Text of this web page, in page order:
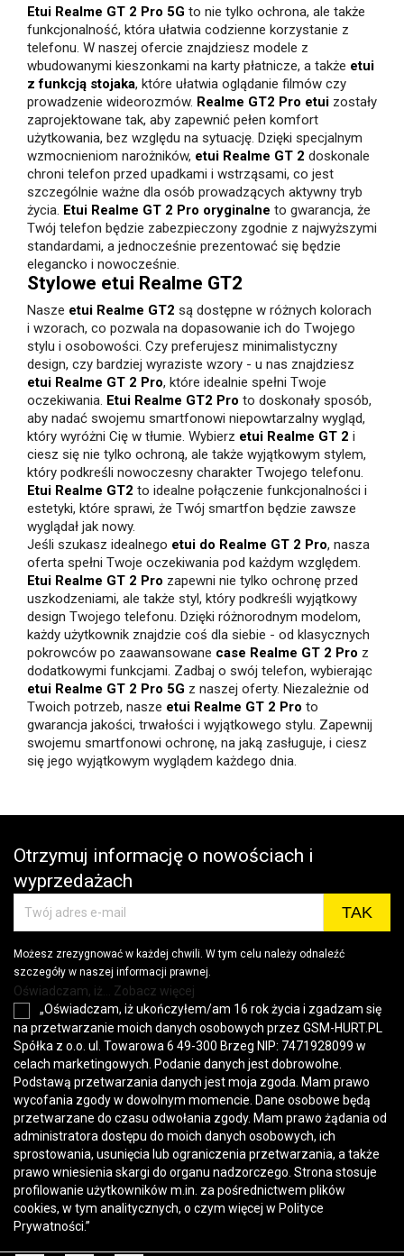
Etui Realme GT 2 Pro 5G to nie tylko ochrona, ale także
funkcjonalność, która ułatwia codzienne korzystanie z
telefonu. W naszej ofercie znajdziesz modele z
wbudowanymi kieszonkami na karty płatnicze, a także etui
z funkcją stojaka, które ułatwia oglądanie filmów czy
prowadzenie wideorozmów. Realme GT2 Pro etui zostały
zaprojektowane tak, aby zapewnić pełen komfort
użytkowania, bez względu na sytuację. Dzięki specjalnym
wzmocnieniom narożników, etui Realme GT 2 doskonale
chroni telefon przed upadkami i wstrząsami, co jest
szczególnie ważne dla osób prowadzących aktywny tryb
życia. Etui Realme GT 2 Pro oryginalne to gwarancja, że
Twój telefon będzie zabezpieczony zgodnie z najwyższymi
standardami, a jednocześnie prezentować się będzie
elegancko i nowocześnie.
Stylowe etui Realme GT2
Nasze etui Realme GT2 są dostępne w różnych kolorach
i wzorach, co pozwala na dopasowanie ich do Twojego
stylu i osobowości. Czy preferujesz minimalistyczny
design, czy bardziej wyraziste wzory - u nas znajdziesz
etui Realme GT 2 Pro, które idealnie spełni Twoje
oczekiwania. Etui Realme GT2 Pro to doskonały sposób,
aby nadać swojemu smartfonowi niepowtarzalny wygląd,
który wyróżni Cię w tłumie. Wybierz etui Realme GT 2 i
ciesz się nie tylko ochroną, ale także wyjątkowym stylem,
który podkreśli nowoczesny charakter Twojego telefonu.
Etui Realme GT2 to idealne połączenie funkcjonalności i
estetyki, które sprawi, że Twój smartfon będzie zawsze
wyglądał jak nowy.
Jeśli szukasz idealnego etui do Realme GT 2 Pro, nasza
oferta spełni Twoje oczekiwania pod każdym względem.
Etui Realme GT 2 Pro zapewni nie tylko ochronę przed
uszkodzeniami, ale także styl, który podkreśli wyjątkowy
design Twojego telefonu. Dzięki różnorodnym modelom,
każdy użytkownik znajdzie coś dla siebie - od klasycznych
pokrowców po zaawansowane case Realme GT 2 Pro z
dodatkowymi funkcjami. Zadbaj o swój telefon, wybierając
etui Realme GT 2 Pro 5G z naszej oferty. Niezależnie od
Twoich potrzeb, nasze etui Realme GT 2 Pro to
gwarancja jakości, trwałości i wyjątkowego stylu. Zapewnij
swojemu smartfonowi ochronę, na jaką zasługuje, i ciesz
się jego wyjątkowym wyglądem każdego dnia.
Otrzymuj informację o nowościach i
wyprzedażach
Możesz zrezygnować w każdej chwili. W tym celu należy odnaleźć
szczegóły w naszej informacji prawnej.
Oświadczam, iż... Zobacz więcej
„Oświadczam, iż ukończyłem/am 16 rok życia i zgadzam się
na przetwarzanie moich danych osobowych przez GSM-HURT.PL
Spółka z o.o. ul. Towarowa 6 49-300 Brzeg NIP: 7471928099 w
celach marketingowych. Podanie danych jest dobrowolne.
Podstawą przetwarzania danych jest moja zgoda. Mam prawo
wycofania zgody w dowolnym momencie. Dane osobowe będą
przetwarzane do czasu odwołania zgody. Mam prawo żądania od
administratora dostępu do moich danych osobowych, ich
sprostowania, usunięcia lub ograniczenia przetwarzania, a także
prawo wniesienia skargi do organu nadzorczego. Strona stosuje
profilowanie użytkowników m.in. za pośrednictwem plików
cookies, w tym analitycznych, o czym więcej w Polityce
Prywatności.”